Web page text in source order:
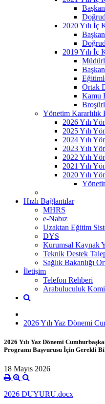
2020 Yılı İç
2019 Yılı İç
Ortak
Kamu
Yönetim Kararlılık
2026 Yılı
2025 Yılı
2024 Yılı
2023 Yılı
2022 Yılı
2021 Yılı
2020 Yılı
Hızlı Bağlantılar
MHRS
e-Nabız
Uzaktan Eğitim
DYS
Kurumsal Kaynak
Teknik Destek
Sağlık Bakanlığı
İletişim
Telefon Rehberi
Arabuluculuk
2026 Yılı Yaz Dönemi
2026 Yılı Yaz Dönemi
Programı Başvurusu İçin Gerekli
18 Mayıs 2026
2026 DUYURU.docx